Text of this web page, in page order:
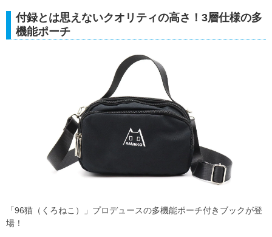
付録とは思えないクオリティの高さ！3層仕様の多
機能ポーチ
「96猫（くろねこ）」プロデュースの多機能ポーチ付きブックが登
場！